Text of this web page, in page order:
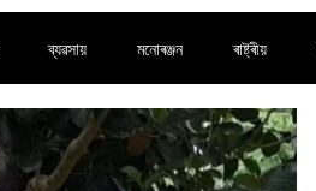
ব্যৱসায় মনোৰঞ্জন ৰাষ্ট্ৰীয়